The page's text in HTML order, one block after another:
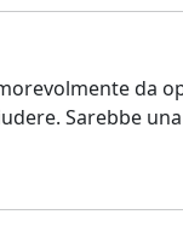
da
Sarebbe